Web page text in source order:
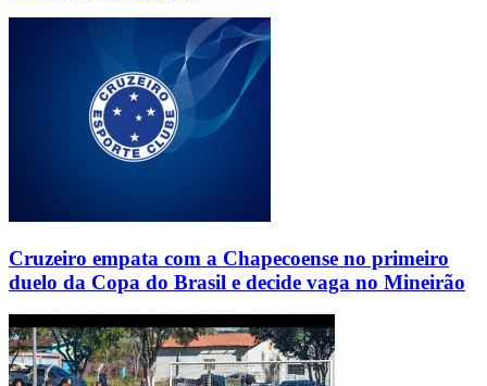
Cruzeiro empata com a Chapecoense no primeiro
duelo da Copa do Brasil e decide vaga no Mineirão